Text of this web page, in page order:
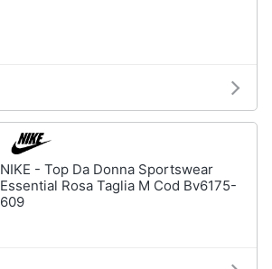
NIKE - Top Da Donna Sportswear
Essential Rosa Taglia M Cod Bv6175-
609